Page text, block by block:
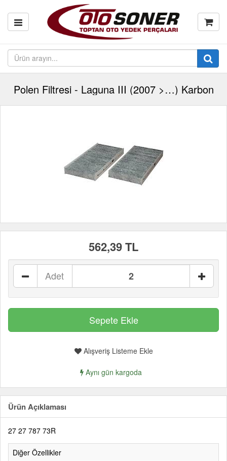
Polen Filtresi - Laguna III (2007 >…) Karbon
562,39 TL
Adet
Alışveriş Listeme Ekle
Aynı gün kargoda
Ürün Açıklaması
27 27 787 73R
Diğer Özellikler